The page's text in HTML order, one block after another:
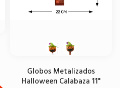
Globos Metalizados
Halloween Calabaza 11"